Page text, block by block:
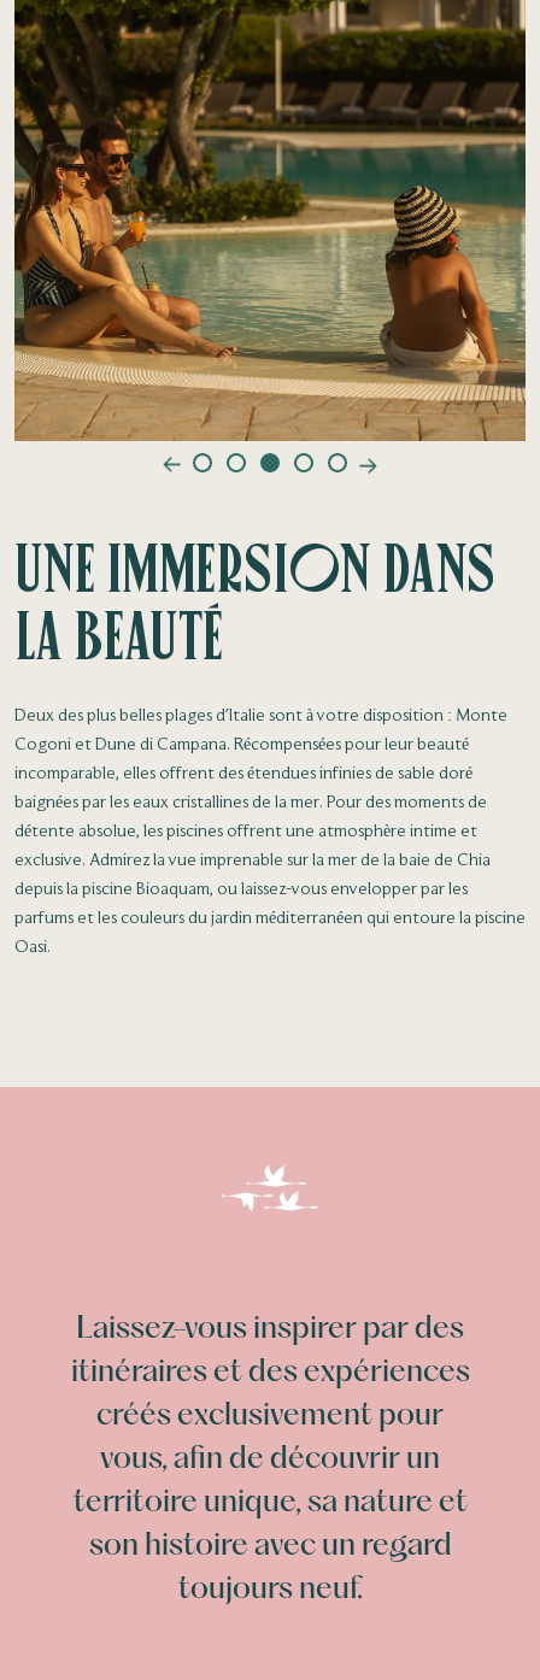
Une immersion dans
la beauté
Deux des plus belles plages d'Italie sont à votre disposition : Monte
Cogoni et Dune di Campana. Récompensées pour leur beauté
incomparable, elles offrent des étendues infinies de sable doré
baignées par les eaux cristallines de la mer. Pour des moments de
détente absolue, les piscines offrent une atmosphère intime et
exclusive. Admirez la vue imprenable sur la mer de la baie de Chia
depuis la piscine Bioaquam, ou laissez-vous envelopper par les
parfums et les couleurs du jardin méditerranéen qui entoure la piscine
Oasi.
Laissez-vous inspirer par des
itinéraires et des expériences
créés exclusivement pour
vous, afin de découvrir un
territoire unique, sa nature et
son histoire avec un regard
toujours neuf.